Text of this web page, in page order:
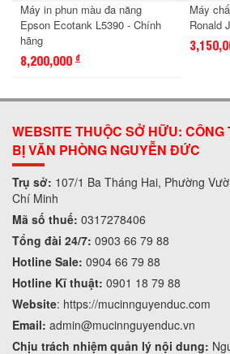
Máy in phun màu đa năng
Epson Ecotank L5390 - Chính
hãng
8,200,000 đ
Máy
Ronald
WEBSITE THUỘC SỞ HỮU: CÔNG
BỊ VĂN PHÒNG NGUYỄN ĐỨC
Trụ sở: 107/1 Ba Tháng Hai, Phường
Chí Minh
Mã số thuế: 0317278406
Tổng đài 24/7: 0903 66 79 88
Hotline Sale: 0904 66 79 88
Hotline Kĩ thuật: 0901 18 79 88
Website: https://mucinnguyenduc.com
Email: admin@mucinnguyenduc.vn
Chịu trách nhiệm quản lý nội dung: